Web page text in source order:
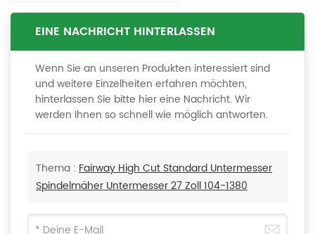
EINE NACHRICHT HINTERLASSEN
Wenn Sie an unseren Produkten interessiert sind
und weitere Einzelheiten erfahren möchten,
hinterlassen Sie bitte hier eine Nachricht. Wir
werden Ihnen so schnell wie möglich antworten.
Thema : Fairway High Cut Standard Untermesser
Spindelmäher Untermesser 27 Zoll 104-1380